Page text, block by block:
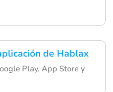
de Hablax
Play, App Store y